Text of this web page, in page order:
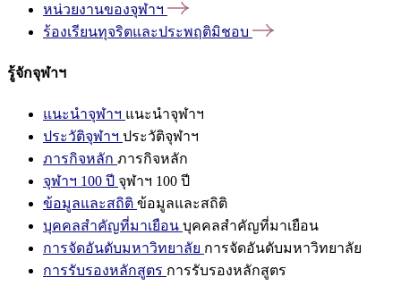
หน่วยงานของจุฬาฯ
ร้องเรียนทุจริตและประพฤติมิชอบ
รู้จักจุฬาฯ
แนะนำจุฬาฯ แนะนำจุฬาฯ
ประวัติจุฬาฯ ประวัติจุฬาฯ
ภารกิจหลัก ภารกิจหลัก
จุฬาฯ 100 ปี จุฬาฯ 100 ปี
ข้อมูลและสถิติ ข้อมูลและสถิติ
บุคคลสำคัญที่มาเยือน บุคคลสำคัญที่มาเยือน
การจัดอันดับมหาวิทยาลัย การจัดอันดับมหาวิทยาลัย
การรับรองหลักสูตร การรับรองหลักสูตร